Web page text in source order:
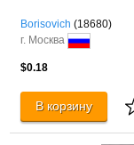
Borisovich (18680)
г. Москва
$0.18
В корзину